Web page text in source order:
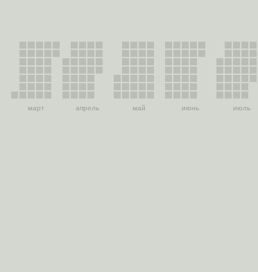
март апрель май июнь июль